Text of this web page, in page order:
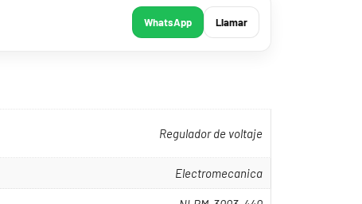
WhatsApp Llamar
Regulador de voltaje
Electromecanica